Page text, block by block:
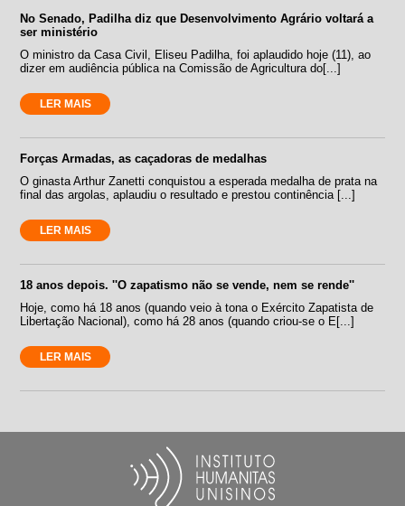
No Senado, Padilha diz que Desenvolvimento Agrário voltará a
ser ministério
O ministro da Casa Civil, Eliseu Padilha, foi aplaudido hoje (11), ao
dizer em audiência pública na Comissão de Agricultura do[...]
LER MAIS
Forças Armadas, as caçadoras de medalhas
O ginasta Arthur Zanetti conquistou a esperada medalha de prata na
final das argolas, aplaudiu o resultado e prestou continência [...]
LER MAIS
18 anos depois. ''O zapatismo não se vende, nem se rende''
Hoje, como há 18 anos (quando veio à tona o Exército Zapatista de
Libertação Nacional), como há 28 anos (quando criou-se o E[...]
LER MAIS